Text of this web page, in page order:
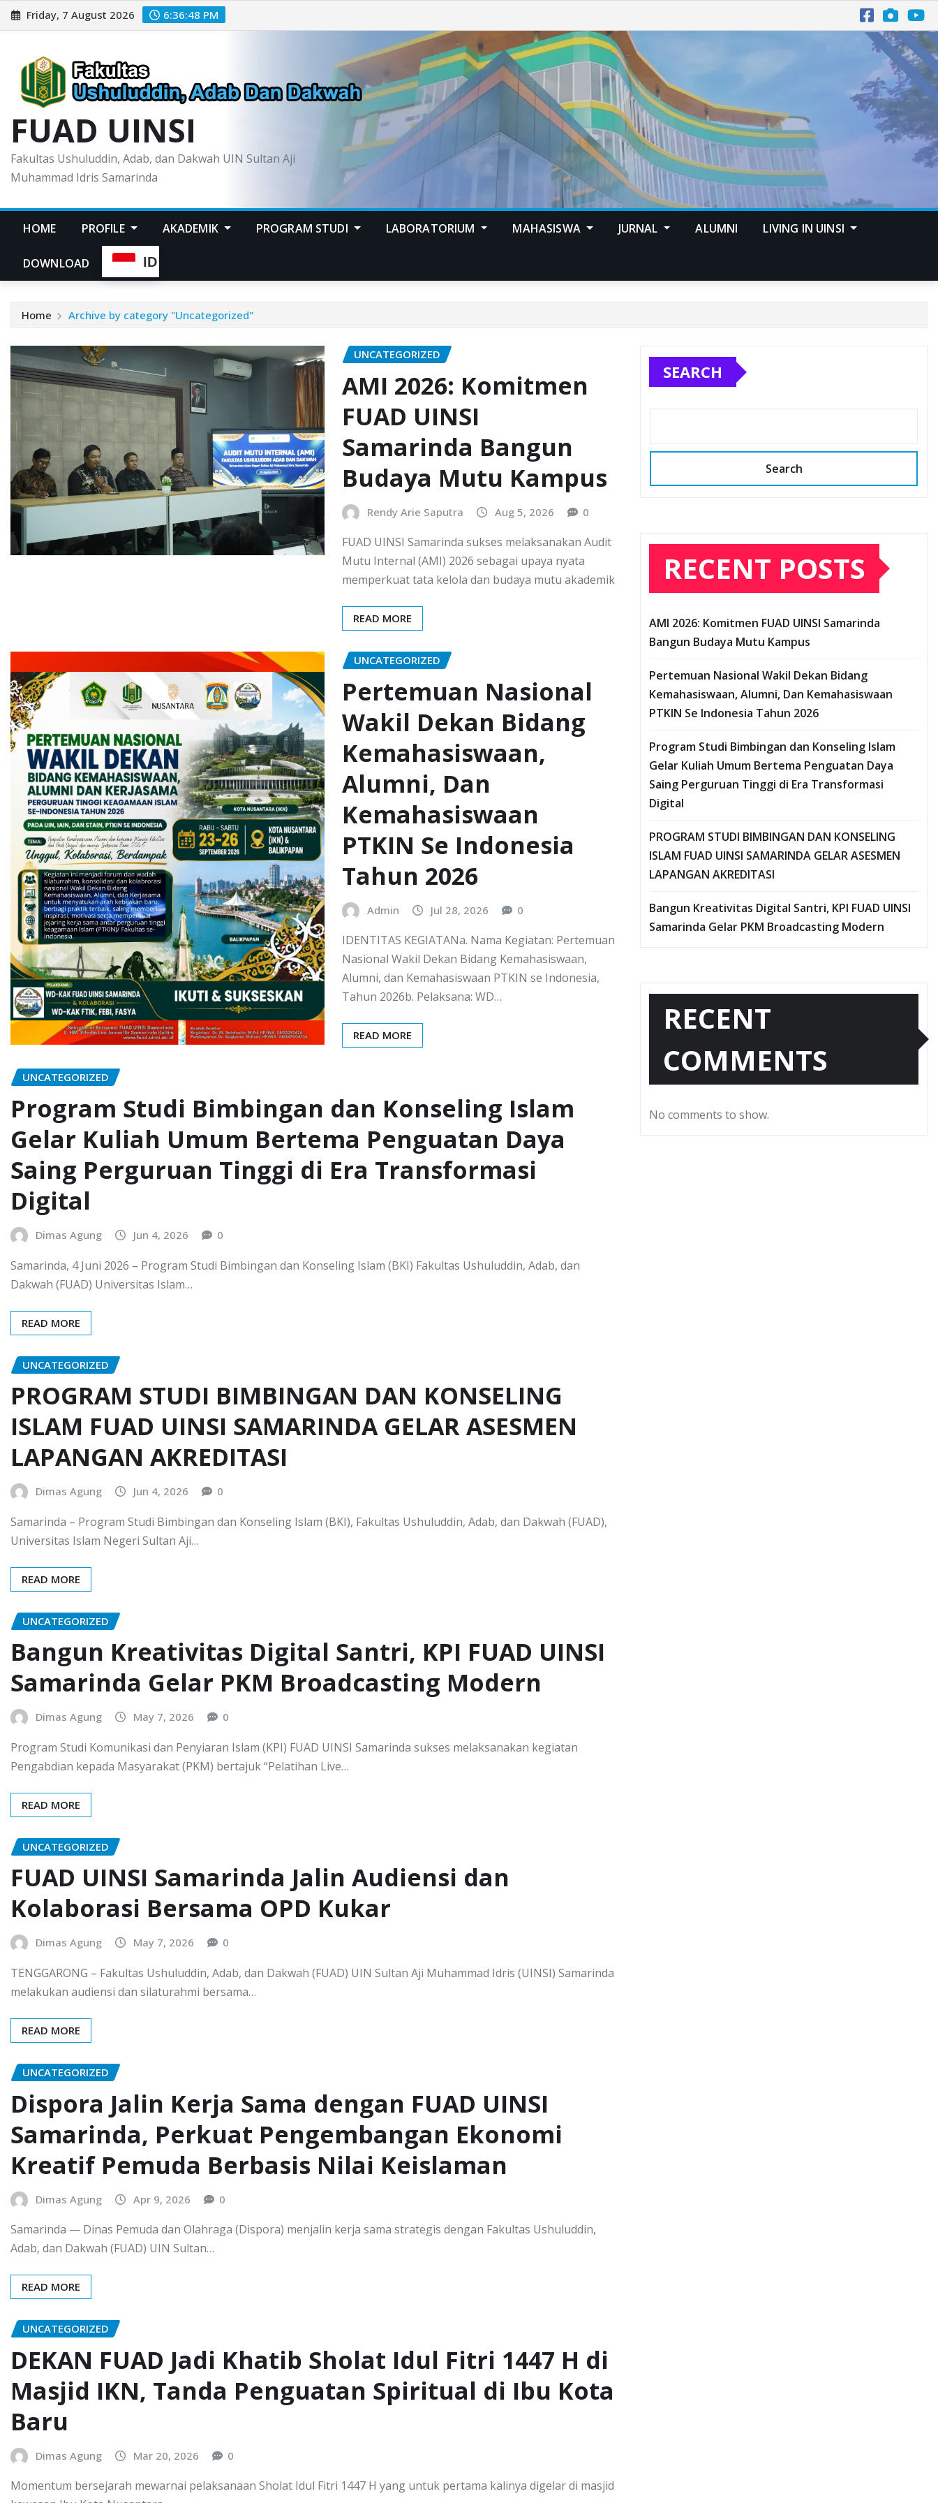
Skip
to
Friday, 7 August 2026 6:36:49 PM
FUAD UINSI
Fakultas Ushuluddin, Adab, dan Dakwah UIN Sultan Aji
Muhammad Idris Samarinda
HOME PROFILE AKADEMIK PROGRAM STUDI LABORATORIUM MAHASISWA JURNAL ALUMNI LIVING IN UINSI
DOWNLOAD ID
Home Archive by category "Uncategorized"
UNCATEGORIZED
AMI 2026: Komitmen
FUAD UINSI
Samarinda Bangun
Budaya Mutu Kampus
Rendy Arie Saputra Aug 5, 2026 0
FUAD UINSI Samarinda sukses melaksanakan Audit
Mutu Internal (AMI) 2026 sebagai upaya nyata
memperkuat tata kelola dan budaya mutu akademik
READ MORE
UNCATEGORIZED
Pertemuan Nasional
Wakil Dekan Bidang
Kemahasiswaan,
Alumni, Dan
Kemahasiswaan
PTKIN Se Indonesia
Tahun 2026
Admin Jul 28, 2026 0
IDENTITAS KEGIATANa. Nama Kegiatan: Pertemuan
Nasional Wakil Dekan Bidang Kemahasiswaan,
Alumni, dan Kemahasiswaan PTKIN se Indonesia,
Tahun 2026b. Pelaksana: WD…
READ MORE
UNCATEGORIZED
Program Studi Bimbingan dan Konseling Islam
Gelar Kuliah Umum Bertema Penguatan Daya
Saing Perguruan Tinggi di Era Transformasi
Digital
Dimas Agung Jun 4, 2026 0
Samarinda, 4 Juni 2026 – Program Studi Bimbingan dan Konseling Islam (BKI) Fakultas Ushuluddin, Adab, dan
Dakwah (FUAD) Universitas Islam…
READ MORE
UNCATEGORIZED
PROGRAM STUDI BIMBINGAN DAN KONSELING
ISLAM FUAD UINSI SAMARINDA GELAR ASESMEN
LAPANGAN AKREDITASI
Dimas Agung Jun 4, 2026 0
Samarinda – Program Studi Bimbingan dan Konseling Islam (BKI), Fakultas Ushuluddin, Adab, dan Dakwah (FUAD),
Universitas Islam Negeri Sultan Aji…
READ MORE
UNCATEGORIZED
Bangun Kreativitas Digital Santri, KPI FUAD UINSI
Samarinda Gelar PKM Broadcasting Modern
Dimas Agung May 7, 2026 0
Program Studi Komunikasi dan Penyiaran Islam (KPI) FUAD UINSI Samarinda sukses melaksanakan kegiatan
Pengabdian kepada Masyarakat (PKM) bertajuk “Pelatihan Live…
READ MORE
UNCATEGORIZED
FUAD UINSI Samarinda Jalin Audiensi dan
Kolaborasi Bersama OPD Kukar
Dimas Agung May 7, 2026 0
TENGGARONG – Fakultas Ushuluddin, Adab, dan Dakwah (FUAD) UIN Sultan Aji Muhammad Idris (UINSI) Samarinda
melakukan audiensi dan silaturahmi bersama…
READ MORE
UNCATEGORIZED
Dispora Jalin Kerja Sama dengan FUAD UINSI
Samarinda, Perkuat Pengembangan Ekonomi
Kreatif Pemuda Berbasis Nilai Keislaman
Dimas Agung Apr 9, 2026 0
Samarinda — Dinas Pemuda dan Olahraga (Dispora) menjalin kerja sama strategis dengan Fakultas Ushuluddin,
Adab, dan Dakwah (FUAD) UIN Sultan…
READ MORE
UNCATEGORIZED
DEKAN FUAD Jadi Khatib Sholat Idul Fitri 1447 H di
Masjid IKN, Tanda Penguatan Spiritual di Ibu Kota
Baru
Dimas Agung Mar 20, 2026 0
Momentum bersejarah mewarnai pelaksanaan Sholat Idul Fitri 1447 H yang untuk pertama kalinya digelar di masjid
SEARCH
Search
RECENT POSTS
AMI 2026: Komitmen FUAD UINSI Samarinda
Bangun Budaya Mutu Kampus
Pertemuan Nasional Wakil Dekan Bidang
Kemahasiswaan, Alumni, Dan Kemahasiswaan
PTKIN Se Indonesia Tahun 2026
Program Studi Bimbingan dan Konseling Islam
Gelar Kuliah Umum Bertema Penguatan Daya
Saing Perguruan Tinggi di Era Transformasi
Digital
PROGRAM STUDI BIMBINGAN DAN KONSELING
ISLAM FUAD UINSI SAMARINDA GELAR ASESMEN
LAPANGAN AKREDITASI
Bangun Kreativitas Digital Santri, KPI FUAD UINSI
Samarinda Gelar PKM Broadcasting Modern
RECENT
COMMENTS
No comments to show.